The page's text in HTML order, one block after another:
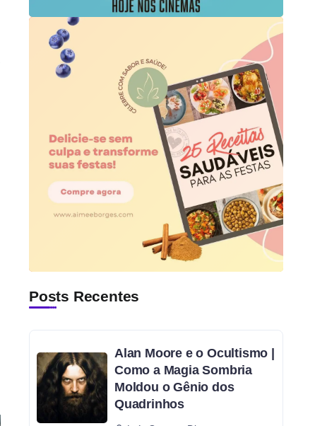
Posts Recentes
Alan Moore e o Ocultismo |
Como a Magia Sombria
Moldou o Gênio dos
Quadrinhos